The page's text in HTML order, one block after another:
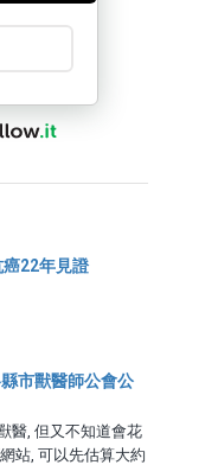
22年見證
市獸醫師公會公
醫, 但又不知道會花
站, 可以先估算大約